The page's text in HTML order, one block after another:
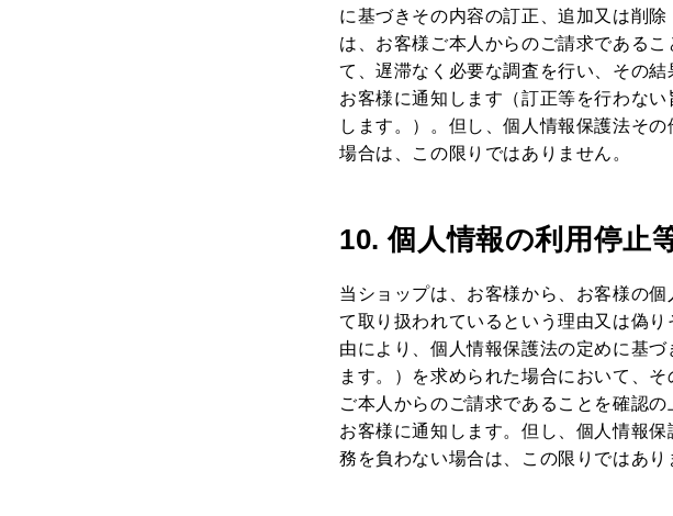
に基づきその内容の訂正、追加又は削
は、お客様ご本人からのご請求である
て、遅滞なく必要な調査を行い、その
お客様に通知します（訂正等を行わな
します。）。但し、個人情報保護法そ
場合は、この限りではありません。
10. 個人情報の利用停止
当ショップは、お客様から、お客様の
て取り扱われているという理由又は偽
由により、個人情報保護法の定めに基
ます。）を求められた場合において、
ご本人からのご請求であることを確認
お客様に通知します。但し、個人情報
務を負わない場合は、この限りではあり